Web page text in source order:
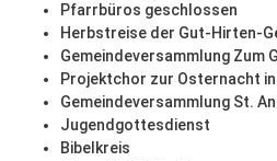
Pfarrbüros geschlossen
Herbstreise der Gut-Hirten-
Gemeindeversammlung Zum
Projektchor zur Osternacht
Gemeindeversammlung St.
Jugendgottesdienst
Bibelkreis